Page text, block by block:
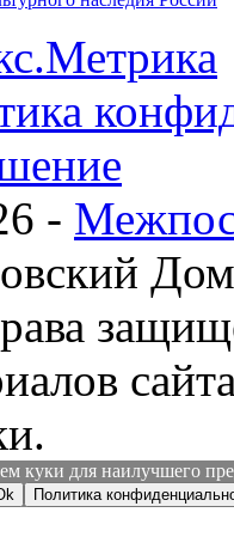
-
куки для наилучшего
Политика